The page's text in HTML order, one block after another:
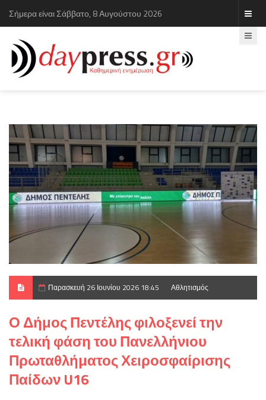
Σήμερα είναι Σάββατο, 8 Αυγούστου 2026
Παρασκευή 26 Ιουνίου 2026 18:45 Αθλητισμός
Ο Δήμος Πεντέλης φιλοξενεί την
τελική φάση του Πανελλήνιου
Πρωταθλήματος Χειροσφαίρισης
Παίδων U16